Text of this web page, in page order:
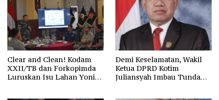
Clear and Clean! Kodam
XXII/TB dan Forkopimda
Luruskan Isu Lahan Yonif
Demi Keselamatan, Wakil
Ketua DPRD Kotim
Juliansyah Imbau Tunda